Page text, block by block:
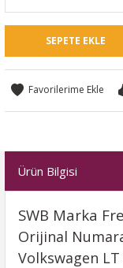
SEPETE EKLE
Ürün Bilgisi
SWB Marka
Orijinal
Volkswagen